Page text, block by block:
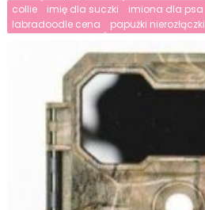
collie imię dla suczki imiona dla psa
labradoodle cena
papużki nierozłączki